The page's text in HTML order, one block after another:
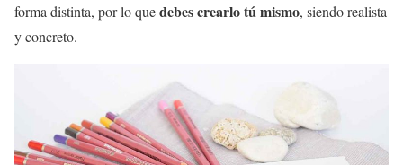
forma distinta, por lo quedebes crearlo tú mismo, siendo realista
y concreto.